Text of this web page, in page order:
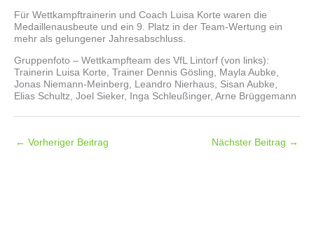
Für Wettkampftrainerin und Coach Luisa Korte waren die
Medaillenausbeute und ein 9. Platz in der Team-Wertung ein
mehr als gelungener Jahresabschluss.
Gruppenfoto – Wettkampfteam des VfL Lintorf (von links):
Trainerin Luisa Korte, Trainer Dennis Gösling, Mayla Aubke,
Jonas Niemann-Meinberg, Leandro Nierhaus, Sisan Aubke,
Elias Schultz, Joel Sieker, Inga Schleußinger, Arne Brüggemann
← Vorheriger Beitrag Nächster Beitrag →